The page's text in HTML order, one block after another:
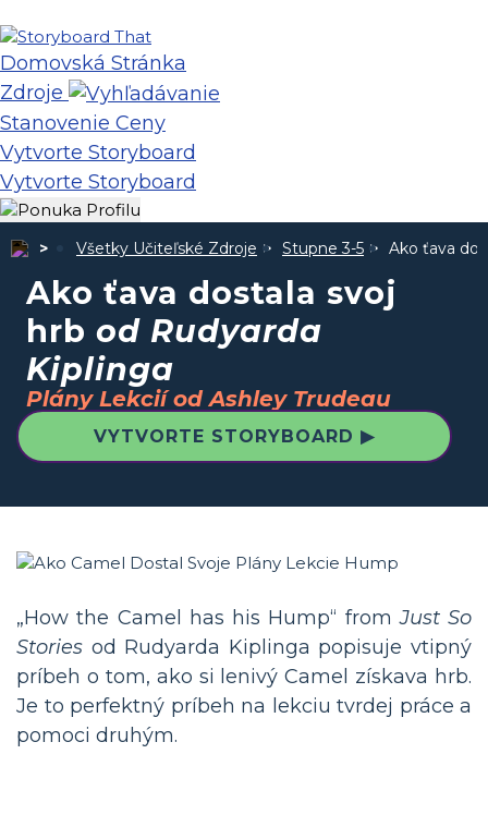
Domovská Stránka
Zdroje
Stanovenie Ceny
Vytvorte Storyboard
Vytvorte Storyboard
Všetky Učiteľské Zdroje Stupne 3-5 Ako ťava
Ako ťava dostala svoj
hrb od Rudyarda
Kiplinga
Plány Lekcií od Ashley Trudeau
VYTVORTE STORYBOARD ▶
„How the Camel has his Hump“ fromJust So
Stories od Rudyarda Kiplinga popisuje vtipný
príbeh o tom, ako si lenivý Camel získava hrb.
Je to perfektný príbeh na lekciu tvrdej práce a
pomoci druhým.